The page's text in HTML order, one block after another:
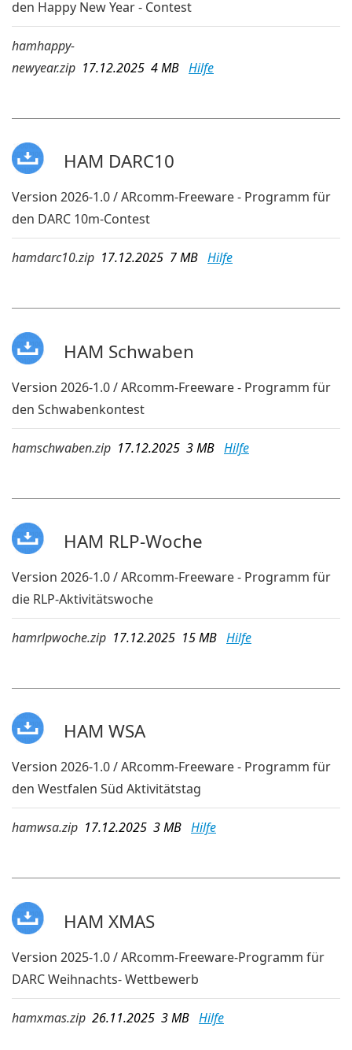
den Happy New Year - Contest
hamhappy-
newyear.zip 17.12.2025 4 MB Hilfe
HAM DARC10
Version 2026-1.0 / ARcomm-Freeware - Programm für
den DARC 10m-Contest
hamdarc10.zip 17.12.2025 7 MB Hilfe
HAM Schwaben
Version 2026-1.0 / ARcomm-Freeware - Programm für
den Schwabenkontest
hamschwaben.zip 17.12.2025 3 MB Hilfe
HAM RLP-Woche
Version 2026-1.0 / ARcomm-Freeware - Programm für
die RLP-Aktivitätswoche
hamrlpwoche.zip 17.12.2025 15 MB Hilfe
HAM WSA
Version 2026-1.0 / ARcomm-Freeware - Programm für
den Westfalen Süd Aktivitätstag
hamwsa.zip 17.12.2025 3 MB Hilfe
HAM XMAS
Version 2025-1.0 / ARcomm-Freeware-Programm für
DARC Weihnachts- Wettbewerb
hamxmas.zip 26.11.2025 3 MB Hilfe